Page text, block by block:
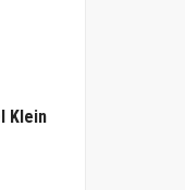
Klein